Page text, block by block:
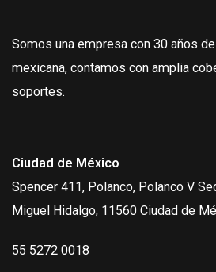
Somos una empresa con 30 años
mexicana, contamos con amplia
soportes.
Ciudad de México
Spencer 411, Polanco, Polanco V
Miguel Hidalgo, 11560 Ciudad de
55 5272 0018